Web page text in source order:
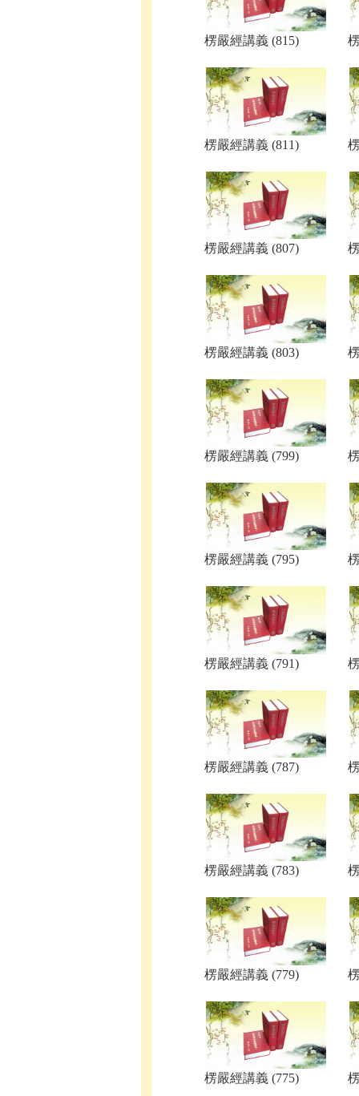
楞嚴經講義 (815)
楞嚴經講義 (811)
楞嚴經講義 (807)
楞嚴經講義 (803)
楞嚴經講義 (799)
楞嚴經講義 (795)
楞嚴經講義 (791)
楞嚴經講義 (787)
楞嚴經講義 (783)
楞嚴經講義 (779)
楞嚴經講義 (775)